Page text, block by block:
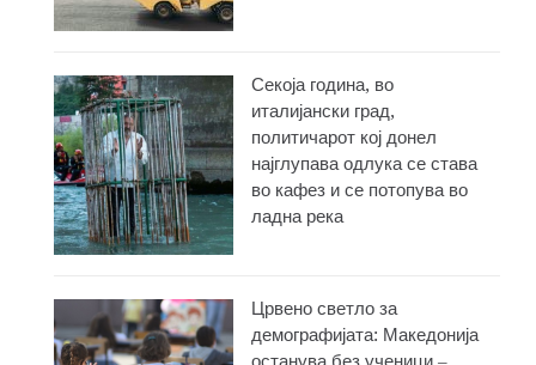
Секоја година, во
италијански град,
политичарот кој донел
најглупава одлука се става
во кафез и се потопува во
ладна река
Црвено светло за
демографијата: Македонија